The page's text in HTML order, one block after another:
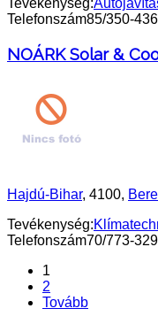
Tevékenység:
Telefonszám85/350-436
NOÁRK Solar &
Hajdú-Bihar, 4100,
Tevékenység:
Telefonszám70/773-
1
2
Tovább